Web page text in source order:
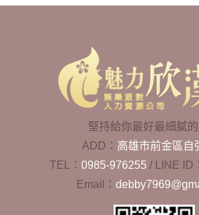
堅持給你最好最細膩
ADD： 高雄市前金區自
TEL： 0985-976255 / LINE ID：
Email：